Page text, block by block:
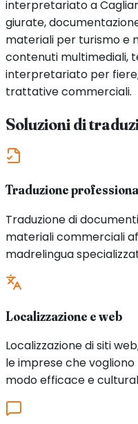
interpretariato a
giurate,
materiali per turismo e
contenuti multimediali,
interpretariato per
trattative commerciali.
Soluzioni di
Traduzione
Traduzione di
materiali commerciali
madrelingua
Localizzazione e web
Localizzazione di siti
le imprese che
modo efficace e